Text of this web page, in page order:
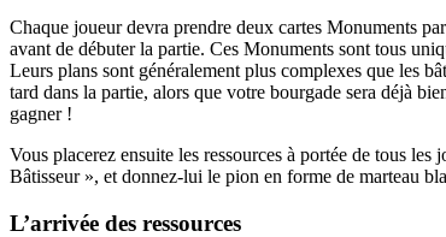
Chaque joueur devra prendre deux cartes Monuments
avant de débuter la partie. Ces Monuments sont tous
Leurs plans sont généralement plus complexes que les
tard dans la partie, alors que votre bourgade sera déjà
gagner !
Vous placerez ensuite les ressources à portée de tous
Bâtisseur », et donnez-lui le pion en forme de marteau
L’arrivée des ressources